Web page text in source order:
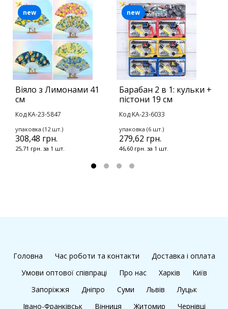
Віяло з Лимонами 41
см
Код KA-23-5847
упаковка (12 шт.)
308,48 грн.
25,71 грн. за 1 шт.
new
Барабан 2 в 1: кульки +
пістони 19 см
Код KA-23-6033
упаковка (6 шт.)
279,62 грн.
46,60 грн. за 1 шт.
new
Головна Час роботи та контакти
Доставка і оплата
Умови оптової співпраці
Про нас Харків
Київ
Запоріжжя
Дніпро Суми Львів
Луцьк
Івано-Франківськ
Вінниця Житомир Чернівці